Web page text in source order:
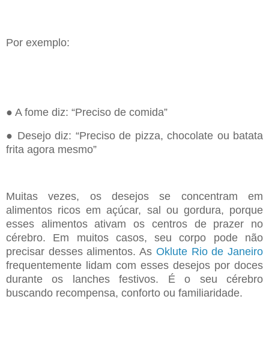
Por exemplo:
● A fome diz: “Preciso de comida”
● Desejo diz: “Preciso de pizza, chocolate ou batata
frita agora mesmo”
Muitas vezes, os desejos se concentram em
alimentos ricos em açúcar, sal ou gordura, porque
esses alimentos ativam os centros de prazer no
cérebro. Em muitos casos, seu corpo pode não
precisar desses alimentos. As Oklute Rio de Janeiro
frequentemente lidam com esses desejos por doces
durante os
lanches festivos. É o seu cérebro
buscando recompensa, conforto ou familiaridade.